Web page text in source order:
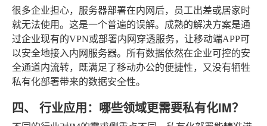
很多企业担心，服务器部署在内网后，员工出差或居家时
就无法使用。这是一个普遍的误解。成熟的解决方案是通
过企业现有的VPN或部署内网穿透服务，让移动端APP可
以安全地接入内网服务器。所有数据依然在企业可控的安
全通道内流转，既满足了移动办公的便捷性，又没有牺牲
私有化部署带来的数据安全性。
四、 行业应用：哪些领域更需要私有化IM？